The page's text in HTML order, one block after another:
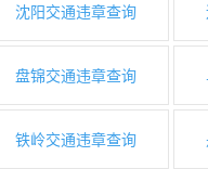
沈阳交通违章查询
盘锦交通违章查询
铁岭交通违章查询